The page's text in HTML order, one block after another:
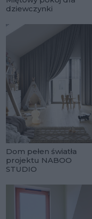
dziewczynki
Dom pełen światła
projektu NABOO
STUDIO